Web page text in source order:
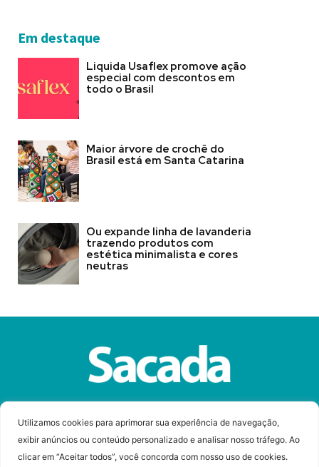
Utilizamos cookies para aprimorar sua experiência de navegação,
exibir anúncios ou conteúdo personalizado e analisar nosso tráfego. Ao
clicar em “Aceitar todos”, você concorda com nosso uso de cookies.
Em destaque
Liquida Usaflex promove ação
especial com descontos em
todo o Brasil
Maior árvore de crochê do
Brasil está em Santa Catarina
Ou expande linha de lavanderia
trazendo produtos com
estética minimalista e cores
neutras
© Copyright 2023 Revista Sacada